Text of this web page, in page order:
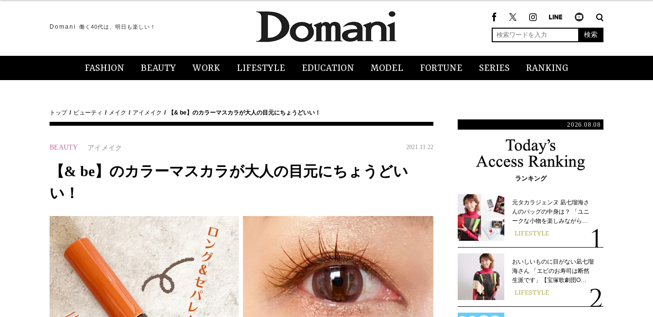
Domani 働く40代は、明日も楽しい！
検索
FASHION BEAUTY WORK LIFESTYLE EDUCATION MODEL FORTUNE SERIES RANKING
トップ ビューティ メイク アイメイク 【& be】のカラーマスカラが大人の目元にちょうどいい！
BEAUTY アイメイク 2021.11.22
【& be】のカラーマスカラが大人の目元にちょうどい
い！
2026.08.08
ランキング
元タカラジェンヌ 凪七瑠海さ
んのバッグの中身は？ 「ユニ
ークな小物を楽しみながら…
LIFESTYLE
おいしいものに目がない凪七瑠
海さん 「エビのお寿司は断然
生派です」【宝塚歌劇団O…
LIFESTYLE